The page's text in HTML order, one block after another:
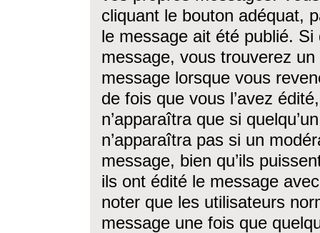
cliquant le bouton adéquat,
le message ait été publié. Si
message, vous trouverez
message lorsque vous
de fois que vous l’avez
n’apparaîtra que si
n’apparaîtra pas si un
message, bien qu’ils
ils ont édité le message
noter que les utilisateurs
message une fois que